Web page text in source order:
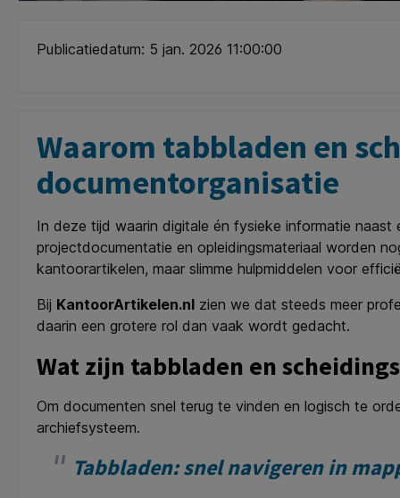
Publicatiedatum: 5 jan. 2026 11:00:00
Waarom tabbladen en
documentorganisatie
In deze tijd waarin digitale én fysieke informatie
projectdocumentatie en opleidingsmateriaal worden
kantoorartikelen, maar slimme hulpmiddelen voor
Bij KantoorArtikelen.nl zien we dat steeds meer
daarin een grotere rol dan vaak wordt gedacht.
Wat zijn tabbladen en
Om documenten snel terug te vinden en logisch te
archiefsysteem.
Tabbladen: snel navigeren in